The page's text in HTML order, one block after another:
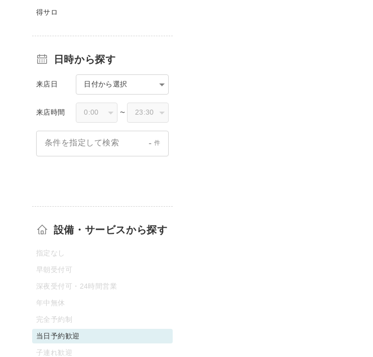
得サロ
日時から探す
来店日 日付から選択
来店時間 〜
条件を指定して検索 - 件
設備・サービスから探す
指定なし
早朝受付可
深夜受付可・24時間営業
年中無休
完全予約制
当日予約歓迎
子連れ歓迎